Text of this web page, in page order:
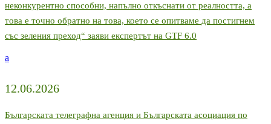
неконкурентно способни, напълно откъснати от реалността, а
това е точно обратно на това, което се опитваме да постигнем
със зеления преход“ заяви експертът на GTF 6.0
a
12.06.2026
Българската телеграфна агенция и Българската асоциация по